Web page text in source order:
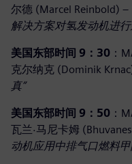
尔德 (Marcel Reinbold) –
解决方案对氢发动机进
美国东部时间 9：30 ：
克尔纳克 (Dominik
真”
美国东部时间 9：50 ：
瓦兰·马尼卡姆
动机应用中排气口燃料